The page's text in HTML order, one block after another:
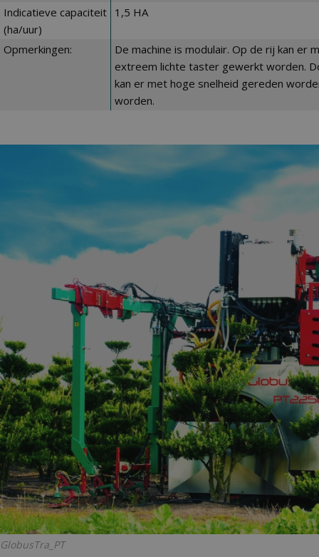
Indicatieve capaciteit
(ha/uur)
1,5 HA
Opmerkingen:
De machine is modulair. Op de rij kan er
extreem lichte taster gewerkt worden.
kan er met hoge snelheid gereden
worden.
GlobusTra_PT